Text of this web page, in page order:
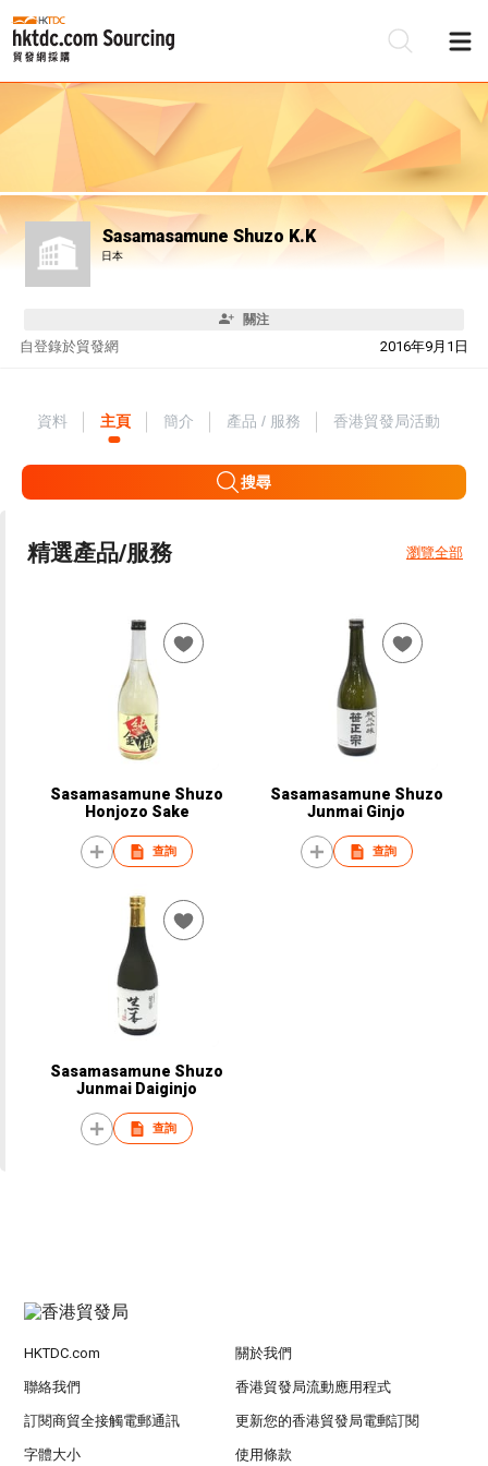
Sasamasamune Shuzo K.K
日本
關注
自 2016年9月1日
登錄於貿發網
資料 主頁 簡介 產品 / 服務 香港貿發局活動
搜尋
精選產品/服務 瀏覽全部
Sasamasamune Shuzo
Honjozo Sake
查詢
Sasamasamune Shuzo
Junmai Ginjo
查詢
Sasamasamune Shuzo
Junmai Daiginjo
查詢
HKTDC.com 關於我們
聯絡我們 香港貿發局流動應用程式
訂閱商貿全接觸電郵通訊 更新您的香港貿發局電郵訂閱
字體大小 使用條款